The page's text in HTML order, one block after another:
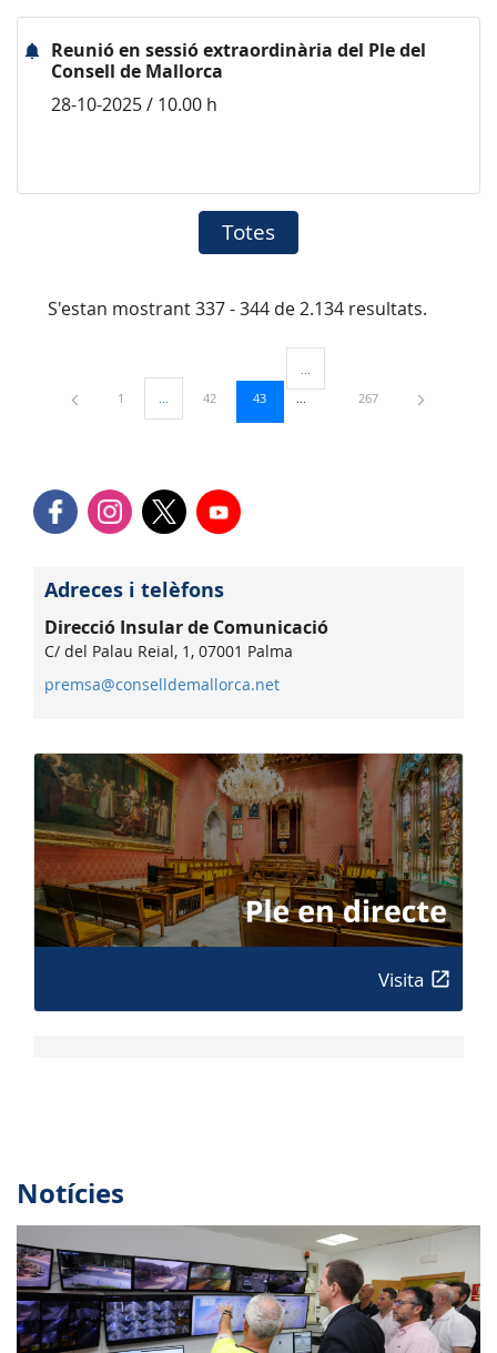
Reunió en sessió extraordinària del Ple del
Consell de Mallorca
28-10-2025 / 10.00 h
Totes
S'estan mostrant 337 - 344 de 2.134 resultats.
Pàgina
1 ...Pàgines intermèdies Utilitzeu TAB per navegar.
Pàgina
42 Pàgina
43
Pàgines intermèdies Utilitzeu
Pàgina
267
Adreces i telèfons
Direcció Insular de Comunicació
C/ del Palau Reial, 1, 07001 Palma
premsa@conselldemallorca.net
Visita
Notícies